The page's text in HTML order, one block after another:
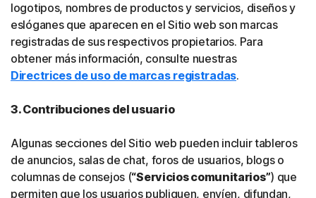
logotipos, nombres de productos y servicios, diseños y
eslóganes que aparecen en el Sitio web son marcas
registradas de sus respectivos propietarios. Para
obtener más información, consulte nuestras
Directrices de uso de marcas registradas.
3. Contribuciones del usuario
Algunas secciones del Sitio web pueden incluir tableros
de anuncios, salas de chat, foros de usuarios, blogs o
columnas de consejos (“Servicios comunitarios”) que
permiten que los usuarios publiquen, envíen, difundan,